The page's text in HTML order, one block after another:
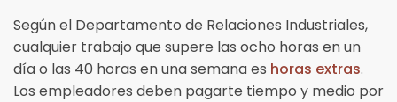
Según el Departamento de Relaciones Industriales,
cualquier trabajo que supere las ocho horas en un
día o las 40 horas en una semana es horas extras.
Los empleadores deben pagarte tiempo y medio por